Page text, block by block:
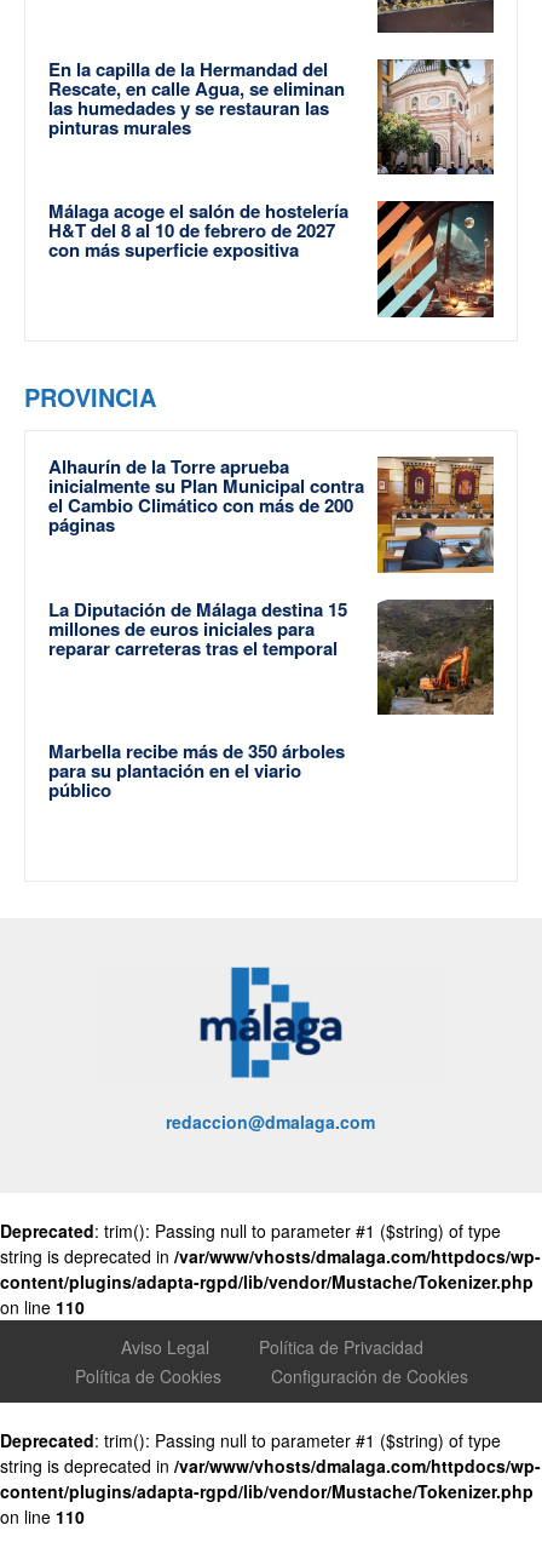
En la capilla de la Hermandad del
Rescate, en calle Agua, se eliminan
las humedades y se restauran las
pinturas murales
Málaga acoge el salón de hostelería
H&T del 8 al 10 de febrero de 2027
con más superficie expositiva
PROVINCIA
Alhaurín de la Torre aprueba
inicialmente su Plan Municipal contra
el Cambio Climático con más de 200
páginas
La Diputación de Málaga destina 15
millones de euros iniciales para
reparar carreteras tras el temporal
Marbella recibe más de 350 árboles
para su plantación en el viario
público
redaccion@dmalaga.com
Deprecated: trim(): Passing null to parameter #1 ($string) of type
string is deprecated in /var/www/vhosts/dmalaga.com/httpdocs/wp-
content/plugins/adapta-rgpd/lib/vendor/Mustache/Tokenizer.php
on line 110
Aviso Legal
Política de Privacidad
Política de Cookies
Configuración de Cookies
Deprecated: trim(): Passing null to parameter #1 ($string) of type
string is deprecated in /var/www/vhosts/dmalaga.com/httpdocs/wp-
content/plugins/adapta-rgpd/lib/vendor/Mustache/Tokenizer.php
on line 110